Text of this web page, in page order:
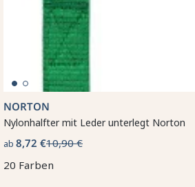
NORTON
Nylonhalfter mit Leder unterlegt Norton
ab 8,72 €10,90 €
20 Farben